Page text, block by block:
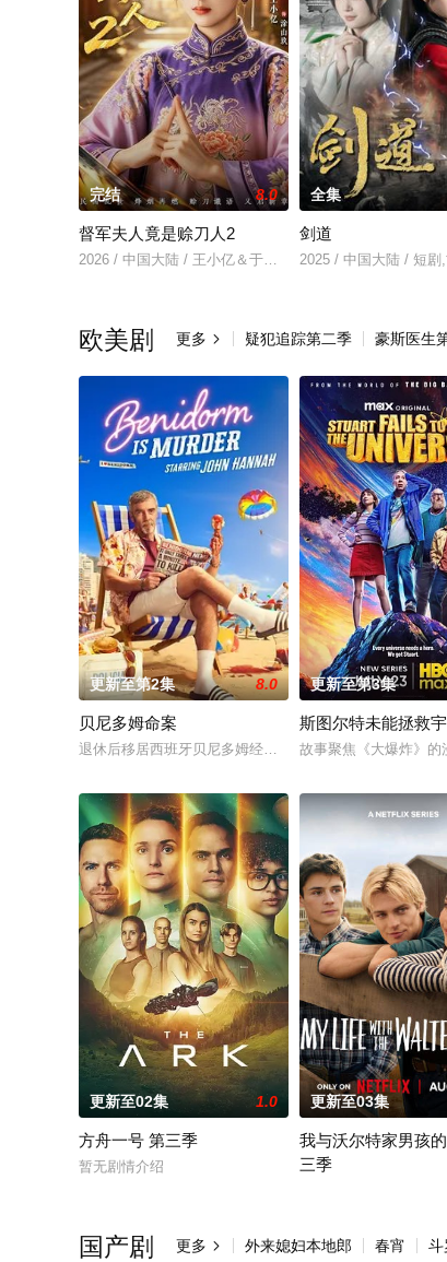
完结 8.0
督军夫人竟是赊刀人2
2026 / 中国大陆 / 王小亿＆于伦豪＆王宇威
全集
剑道
2025 / 中国大陆 / 短剧
欧美剧 更多  疑犯追踪第二季 豪斯医生
更新至第2集 8.0
贝尼多姆命案
退休后移居西班牙贝尼多姆经营酒吧的英国前刑警，原以
更新至第3集
斯图尔特未能拯救
故事聚焦《大爆炸》的
更新至02集 1.0
方舟一号 第三季
暂无剧情介绍
更新至03集
我与沃尔特家男孩
三季
国产剧 更多  外来媳妇本地郎 春宵 斗